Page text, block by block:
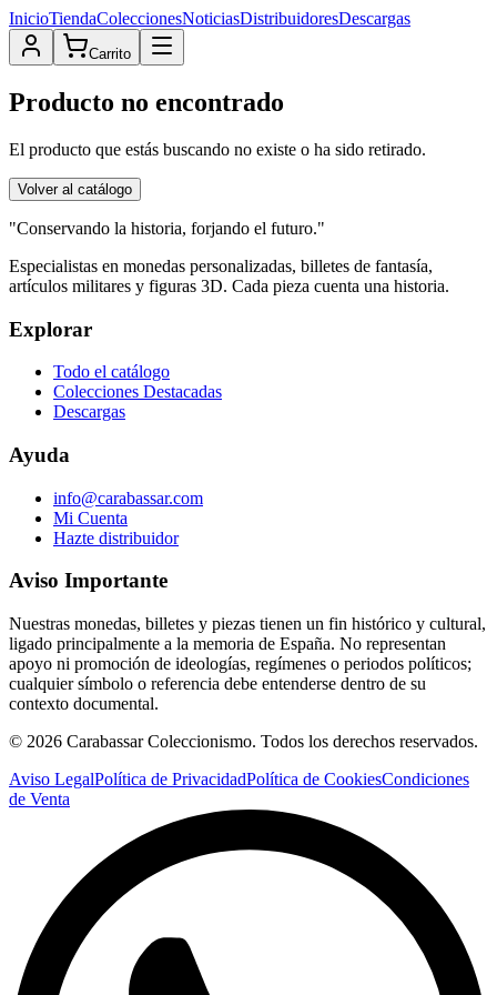
InicioTiendaColeccionesNoticiasDistribuidoresDescargas
Carrito
Producto no encontrado
El producto que estás buscando no existe o ha sido retirado.
Volver al catálogo
"Conservando la historia, forjando el futuro."
Especialistas en monedas personalizadas, billetes de fantasía,
artículos militares y figuras 3D. Cada pieza cuenta una historia.
Explorar
Todo el catálogo
Colecciones Destacadas
Descargas
Ayuda
info@carabassar.com
Mi Cuenta
Hazte distribuidor
Aviso Importante
Nuestras monedas, billetes y piezas tienen un fin histórico y cultural,
ligado principalmente a la memoria de España. No representan
apoyo ni promoción de ideologías, regímenes o periodos políticos;
cualquier símbolo o referencia debe entenderse dentro de su
contexto documental.
© 2026 Carabassar Coleccionismo. Todos los derechos reservados.
Aviso LegalPolítica de PrivacidadPolítica de CookiesCondiciones
de Venta